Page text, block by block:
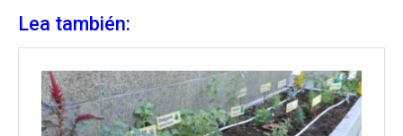
Lea también: